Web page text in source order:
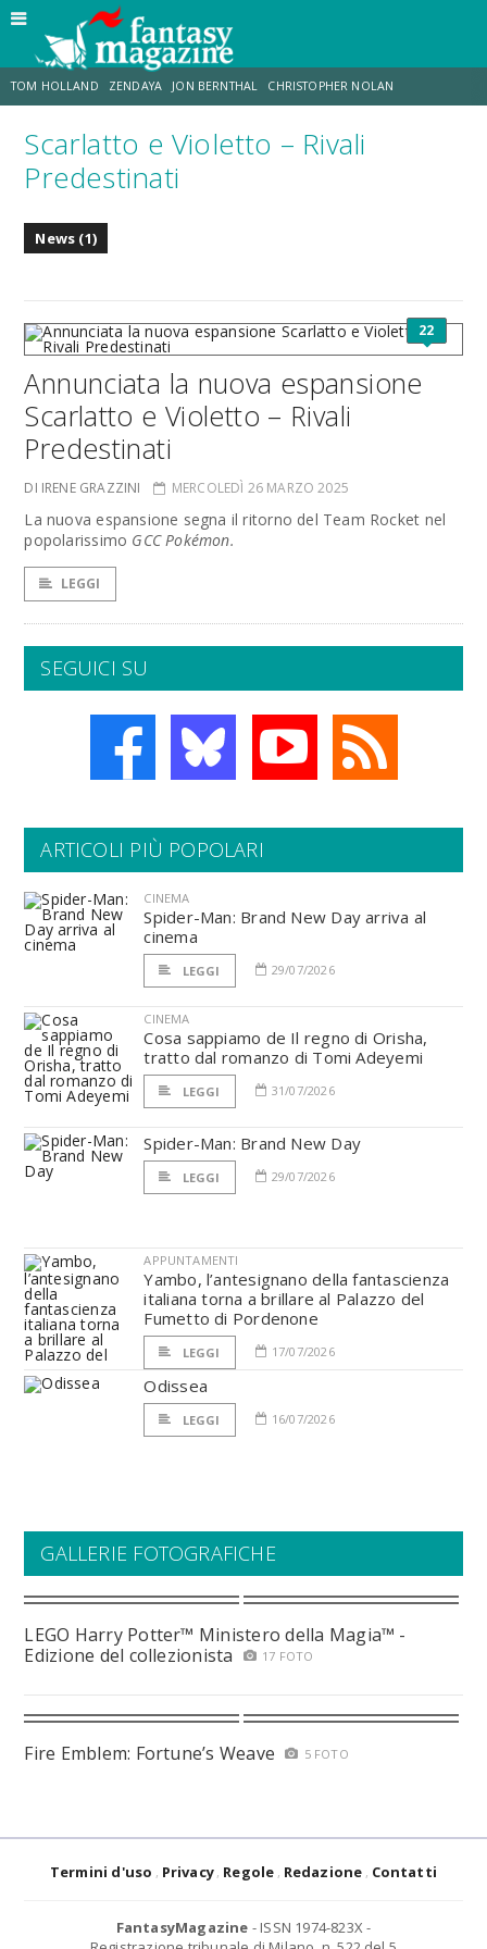
TOM HOLLAND ZENDAYA JON BERNTHAL CHRISTOPHER NOLAN
STRANIMONDI LUCCA COMICS & GAMES ODISSEA TRAMELL TILLMAN
CHRIS MCKENNA
Scarlatto e Violetto – Rivali
Predestinati
News (1)
22
Annunciata la nuova espansione
Scarlatto e Violetto – Rivali
Predestinati
DI IRENE GRAZZINI MERCOLEDÌ 26 MARZO 2025
La nuova espansione segna il ritorno del Team Rocket nel
popolarissimo GCC Pokémon.
LEGGI
SEGUICI SU
ARTICOLI PIÙ POPOLARI
CINEMA
Spider-Man: Brand New Day arriva al
cinema
LEGGI 29/07/2026
CINEMA
Cosa sappiamo de Il regno di Orisha,
tratto dal romanzo di Tomi Adeyemi
LEGGI 31/07/2026
Spider-Man: Brand New Day
LEGGI 29/07/2026
APPUNTAMENTI
Yambo, l’antesignano della fantascienza
italiana torna a brillare al Palazzo del
Fumetto di Pordenone
LEGGI 17/07/2026
Odissea
LEGGI 16/07/2026
GALLERIE FOTOGRAFICHE
LEGO Harry Potter™ Ministero della Magia™ -
Edizione del collezionista
17 FOTO
Fire Emblem: Fortune’s Weave 5 FOTO
Termini d'uso Privacy Regole Redazione Contatti
FantasyMagazine - ISSN 1974-823X -